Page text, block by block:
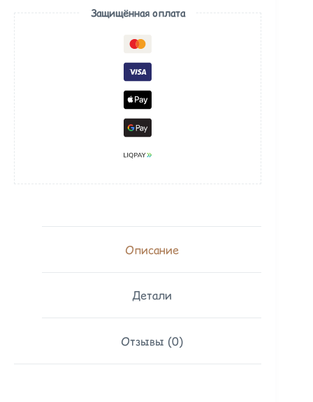
Защищённая оплата
Описание
Детали
Отзывы (0)